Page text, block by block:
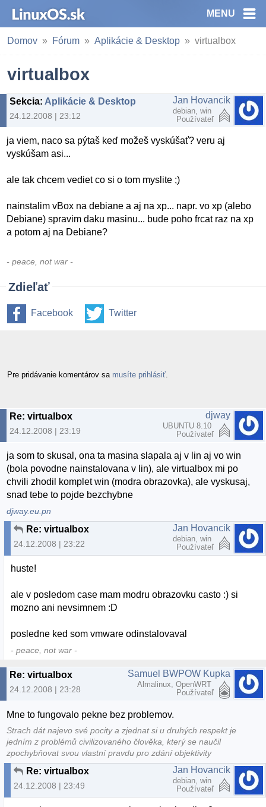
MENU
Domov Fórum Aplikácie & Desktop virtualbox
virtualbox
Sekcia: Aplikácie & Desktop
24.12.2008 | 23:12
Jan Hovancik
debian, win
Používateľ
ja viem, naco sa pýtaš keď možeš vyskúšať? veru aj
vyskúšam asi...
ale tak chcem vediet co si o tom myslite ;)
nainstalim vBox na debiane a aj na xp... napr. vo xp (alebo
Debiane) spravim daku masinu... bude poho frcat raz na xp
a potom aj na Debiane?
- peace, not war -
Zdieľať
Facebook Twitter
Pre pridávanie komentárov sa musíte prihlásiť
Re: virtualbox
24.12.2008 | 23:19
djway
UBUNTU 8.10
Používateľ
ja som to skusal, ona ta masina slapala aj v lin aj vo win
(bola povodne nainstalovana v lin), ale virtualbox mi po
chvili zhodil komplet win (modra obrazovka), ale vyskusaj,
snad tebe to pojde bezchybne
djway.eu.pn
Re: virtualbox
24.12.2008 | 23:22
Jan Hovancik
debian, win
Používateľ
huste!
ale v posledom case mam modru obrazovku casto :) si
mozno ani nevsimnem :D
posledne ked som vmware odinstalovaval
- peace, not war -
Re: virtualbox
24.12.2008 | 23:28
Samuel BWPOW Kupka
Almalinux, OpenWRT
Používateľ
Mne to fungovalo pekne bez problemov.
Strach dát najevo své pocity a zjednat si u druhých respekt je
jedním z problémů civilizovaného člověka, který se naučil
zpochybňovat svou vlastní pravdu pro zdání objektivity
Re: virtualbox
24.12.2008 | 23:49
Jan Hovancik
debian, win
Používateľ